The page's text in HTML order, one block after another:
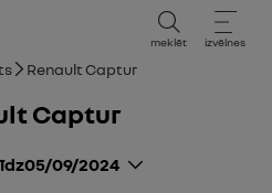
meklēt izvēlnes
Renault Captur
Captur
05/09/2024